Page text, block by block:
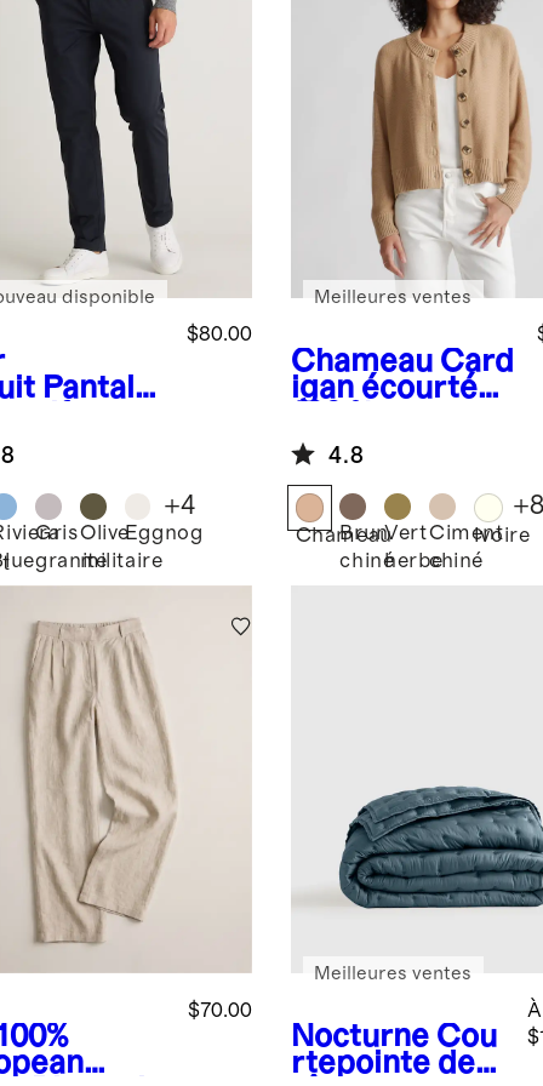
Pantalo
$80.00
disponible
Gris
granite
Olive
militaire
Eggnog
+4
Chameau Card
igan écourté
biologique
Meilleures ventes
4.8
Chameau
Brun
chiné
Vert
herbe
Ciment
chiné
Ivoire
+
$70.00
Nocturne Cou
rtepointe de
Meilleures ventes